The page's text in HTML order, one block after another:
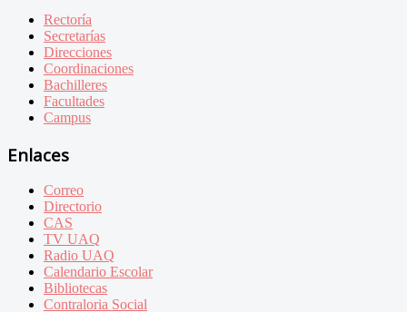
Rectoría
Secretarías
Direcciones
Coordinaciones
Bachilleres
Facultades
Campus
Enlaces
Correo
Directorio
CAS
TV UAQ
Radio UAQ
Calendario Escolar
Bibliotecas
Contraloria Social